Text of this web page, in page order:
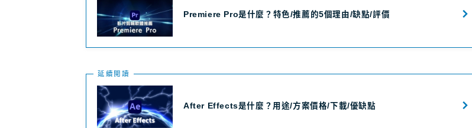
Premiere Pro是什麼？特色/推薦的5個理由/缺點/評價
延續閲讀
After Effects是什麼？用途/方案價格/下載/優缺點